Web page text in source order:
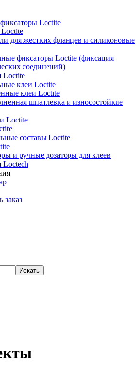
Loctite
Loctite
для жестких фланцев и силиконовые
фиксаторы Loctite (фиксация
соединений)
Loctite
клеи Loctite
клеи Loctite
шпатлевка и износостойкие
Loctite
составы Loctite
и ручные дозаторы для клеев
Loctech
заказ